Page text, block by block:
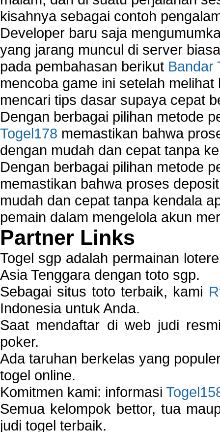
kisahnya sebagai contoh
Developer baru saja
yang jarang muncul di server
pada pembahasan berikut Bandar
mencoba game ini setelah
mencari tips dasar supaya cepat
Dengan berbagai pilihan metode
Togel178 memastikan bahwa
dengan mudah dan cepat tanpa
Dengan berbagai pilihan metode
memastikan bahwa proses
mudah dan cepat tanpa kendala
pemain dalam mengelola akun
Partner Links
Togel sgp adalah permainan
Asia Tenggara dengan toto sgp.
Sebagai situs toto terbaik, kami
Indonesia untuk Anda.
Saat mendaftar di web judi
poker.
Ada taruhan berkelas yang
togel online.
Komitmen kami: informasi
Semua kelompok bettor, tua
judi togel terbaik.